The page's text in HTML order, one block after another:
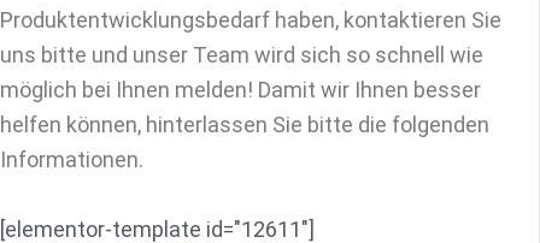
Produktentwicklungsbedarf haben, kontaktieren Sie
uns bitte und unser Team wird sich so schnell wie
möglich bei Ihnen melden! Damit wir Ihnen besser
helfen können, hinterlassen Sie bitte die folgenden
Informationen.
[elementor-template id="12611"]